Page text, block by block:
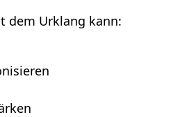
dem Urklang kann: